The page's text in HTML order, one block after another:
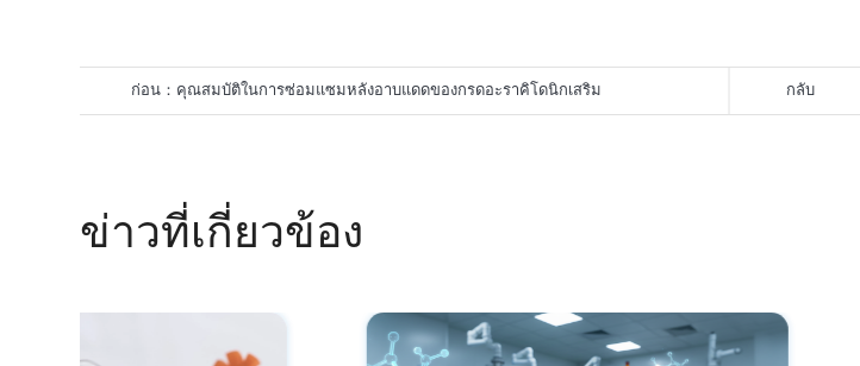
ก่อน： คุณสมบัติในการซ่อมแซมหลังอาบแดดของกรดอะราคิโดนิกเสริม
กลับ
ข่าวที่เกี่ยวข้อง